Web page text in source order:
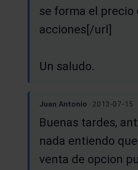
se forma el precio
acciones[/url]
Un saludo.
Juan Antonio · 2013-07-15
Buenas tardes,
nada entiendo
venta de opcion